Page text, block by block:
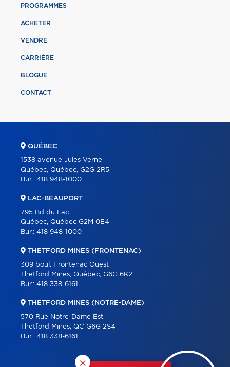
×
PROGRAMMES
ACHETER
VENDRE
CARRIÈRE
BLOGUE
CONTACT
QUÉBEC
1538 avenue Jules-Verne
Québec, Québec, G2G 2R5
Bur.: 418 948-1000
LAC-BEAUPORT
795 Bd du Lac
Québec, Québec G2M 0E4
Bur.: 418 948-1000
THETFORD MINES (FRONTENAC)
309 boul. Frontenac Ouest
Thetford Mines, Québec, G6G 6K2
Bur.: 418 338-6161
THETFORD MINES (NOTRE-DAME)
570 Rue Notre-Dame Est
Thetford Mines, QC G6G 2S4
Bur.: 418 338-6161